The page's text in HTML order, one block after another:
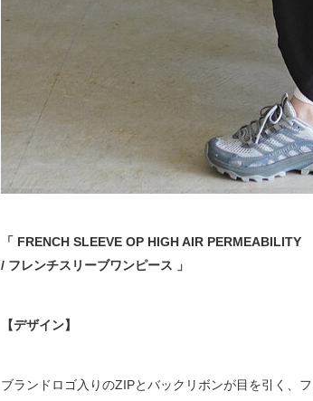
「 FRENCH SLEEVE OP HIGH AIR PERMEABILITY
/ フレンチスリーブワンピース 」
【デザイン】
ブランドロゴ入りのZIPとバックリボンが目を引く、